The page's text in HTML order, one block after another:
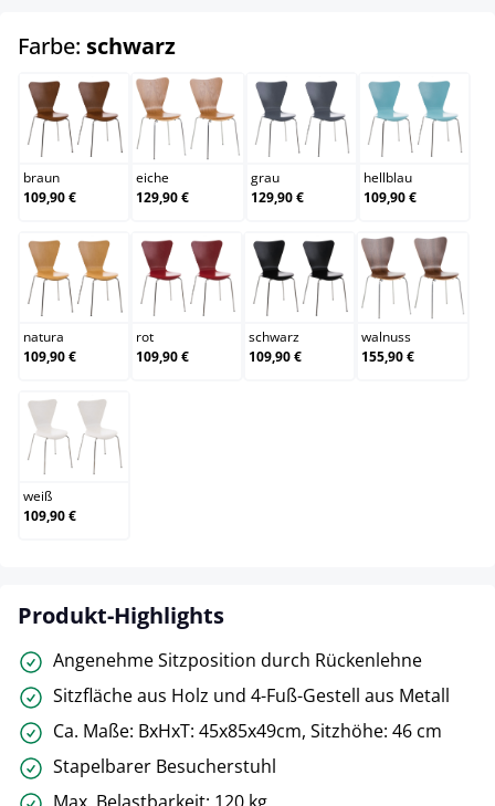
Farbe: schwarzauswählen
braun
braun
109,90 €
eiche
eiche
129,90 €
grau
grau
129,90 €
hellblau
hellblau
109,90 €
natura
natura
109,90 €
rot
rot
109,90 €
schwarz
schwarz
109,90 €
walnuss
walnuss
155,90 €
weiß
weiß
109,90 €
Produkt-Highlights
Angenehme Sitzposition durch Rückenlehne
Sitzfläche aus Holz und 4-Fuß-Gestell aus Metall
Ca. Maße: BxHxT: 45x85x49cm, Sitzhöhe: 46 cm
Stapelbarer Besucherstuhl